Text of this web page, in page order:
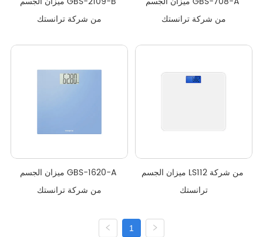
من شركة ترانستك
من شركة ترانستك
ميزان الجسم GBS-1620-A
من شركة ترانستك
ميزان الجسم LS112 من شركة
ترانستك
1